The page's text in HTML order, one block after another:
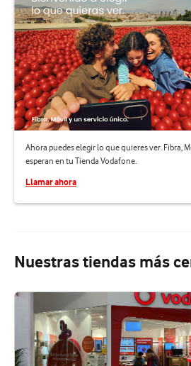
Ahora puedes elegir lo que quieres ver. Fibra,
esperan en tu Tienda Vodafone.
Llamar ahora
Nuestras tiendas más